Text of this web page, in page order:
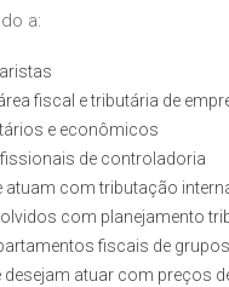
a:
fiscal e tributária de
e econômicos
de controladoria
com tributação
com planejamento
fiscais de
atuar com preços